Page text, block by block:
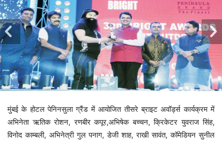
मुंबई के होटल पेनिनसुला ग्रैंड में आयोजित तीसरे ब्राइट अवॉर्ड्स कार्यक्रम में
अभिनेता ऋतिक रोशन, रणबीर कपूर,अभिषेक बच्चन, क्रिकेटर युवराज सिंह,
विनोद काम्बली, अभिनेत्री गुल पनाग, डेजी शाह, राखी सावंत, कॉमेडियन सुनील